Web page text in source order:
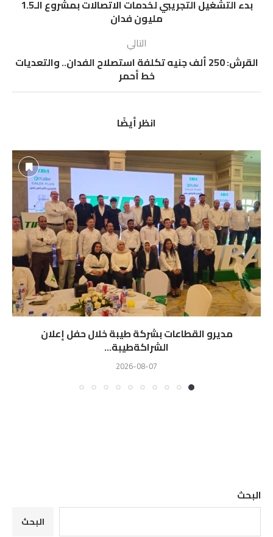
بدء التشغيل التجريبي لخدمات الاتصالات بمشروع الـ1.5
مليون فدان
التالي
القرش: 250 ألف جنيه تكلفة استصلاح الفدان.. والتعديات
خط أحمر
انظر أيضًا
مديرو القطاعات بشركة طيبة خلال حفل إعلان
الشراكةطيبة...
2026-08-07
البحث
البحث